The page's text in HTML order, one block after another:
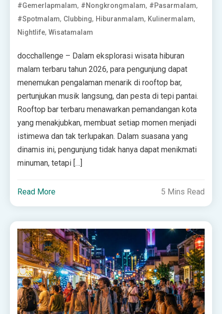
#gemerlapmalam, #nongkrongmalam, #pasarmalam,
#spotmalam, Clubbing, Hiburanmalam, Kulinermalam,
Nightlife,Wisatamalam
docchallenge – Dalam eksplorasi wisata hiburan
malam terbaru tahun 2026, para pengunjung dapat
menemukan pengalaman menarik di rooftop bar,
pertunjukan musik langsung, dan pesta di tepi pantai.
Rooftop bar terbaru menawarkan pemandangan kota
yang menakjubkan, membuat setiap momen menjadi
istimewa dan tak terlupakan. Dalam suasana yang
dinamis ini, pengunjung tidak hanya dapat menikmati
minuman, tetapi […]
Read More 5 Mins Read